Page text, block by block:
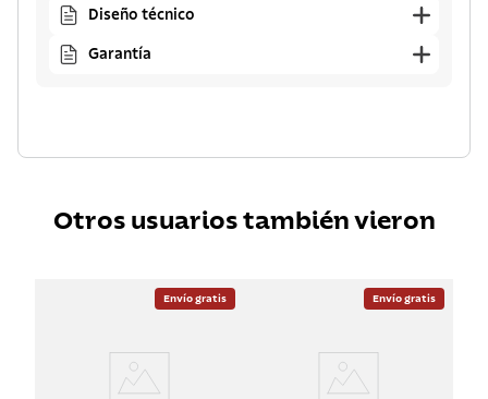
Diseño técnico
Garantía
Otros usuarios también vieron
Envío gratis Envío gratis